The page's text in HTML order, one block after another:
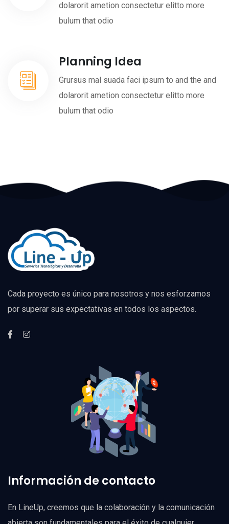
dolarorit ametion consectetur elitto more
bulum that odio
Planning Idea
Grursus mal suada faci ipsum to and the and
dolarorit ametion consectetur elitto more
bulum that odio
Cada proyecto es único para nosotros y nos esforzamos
por superar sus expectativas en todos los aspectos.
Información de contacto
En LineUp, creemos que la colaboración y la comunicación